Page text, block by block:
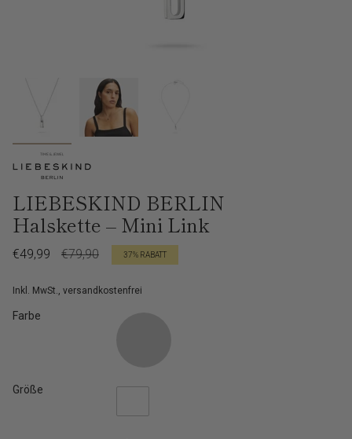
LIEBESKIND BERLIN
Halskette – Mini Link
Verkaufspreis
€49,99
Regulärer
€79,90 37% RABATT
Inkl. MwSt., versandkostenfrei
Farbe
Größe